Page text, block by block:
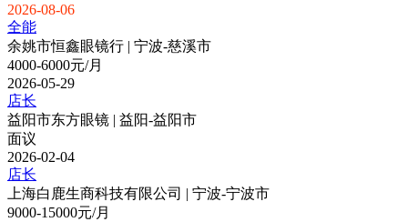
2026-08-06
全能
余姚市恒鑫眼镜行 | 宁波-慈溪市
4000-6000元/月
2026-05-29
店长
益阳市东方眼镜 | 益阳-益阳市
面议
2026-02-04
店长
上海白鹿生商科技有限公司 | 宁波-宁波市
9000-15000元/月